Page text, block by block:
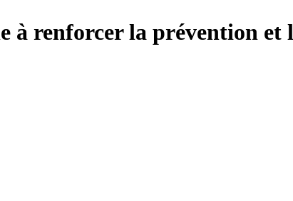
à renforcer la prévention et